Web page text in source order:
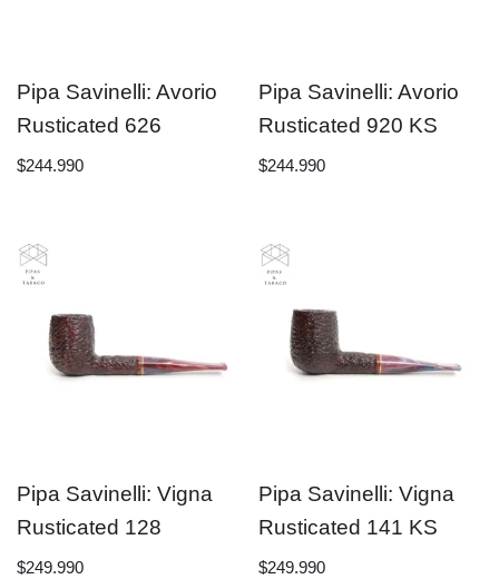
Pipa Savinelli: Avorio
Rusticated 626
$244.990
Pipa Savinelli: Avorio
Rusticated 920 KS
$244.990
Pipa Savinelli: Vigna
Rusticated 128
$249.990
Pipa Savinelli: Vigna
Rusticated 141 KS
$249.990